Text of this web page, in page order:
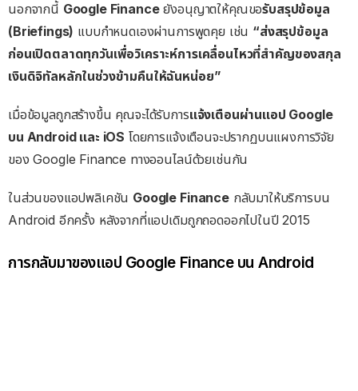
นอกจากนี้ Google Financeยังอนุญาตให้คุณขอรับสรุปข้อมูล
(Briefings) แบบกำหนดเองผ่านการพูดคุย เช่น “ส่งสรุปข้อมูล
ก่อนเปิดตลาดทุกวันเพื่อวิเคราะห์การเคลื่อนไหวที่สำคัญของสกุล
เงินดิจิทัลหลักในช่วงข้ามคืนให้ฉันหน่อย”
เมื่อข้อมูลถูกสร้างขึ้น คุณจะได้รับการแจ้งเตือนผ่านแอป Google
บน Android และ iOS โดยการแจ้งเตือนจะปรากฏบนแผงการวิจัย
ของ Google Finance ทางออนไลน์ด้วยเช่นกัน
ในส่วนของแอปพลิเคชัน Google Financeกลับมาให้บริการบน
Android อีกครั้ง หลังจากที่แอปเดิมถูกถอดออกไปในปี 2015
การกลับมาของแอป Google Finance บน Android